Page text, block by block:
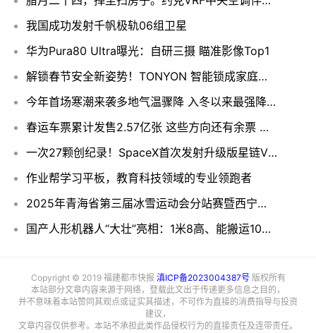
我国成功发射千帆极轨06组卫星
华为Pura80 Ultra曝光：自研三摄 瞄准影像Top1
解锁春节安全新姿势！TONYON 智能锁成家庭安心 “标配”
今年首场寒潮来袭多地气温骤降 入冬以来最强降雪过程将上线
春运车票累计发售2.57亿张 这些方向还有余票 速来看→
一次27颗创纪录！SpaceX首次发射升级版星链V2 Mini卫星
作业帮学习平板，教育科技领域的专业领跑者
2025年青海省第三届冰雪运动会分站赛暨西宁市第五届冰雪运动会（大通站）
国产人形机器人“大壮”亮相：1米8高、能搬运100斤重物
Copyright © 2019 福建都市快报 滇ICP备2023004387号版权所有
本站部分文章内容来源于网络，登载此文出于传递更多信息之目的，
并不意味着本站赞同其观点或证实其描述，不可作为直接的消费指导与投资
建议，
文章内容仅供参考。本站不承担此类作品侵权行为的直接责任及连带责任。